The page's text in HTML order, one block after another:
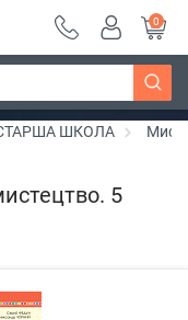
Дізнатись більше
0
ШКОЛА
5